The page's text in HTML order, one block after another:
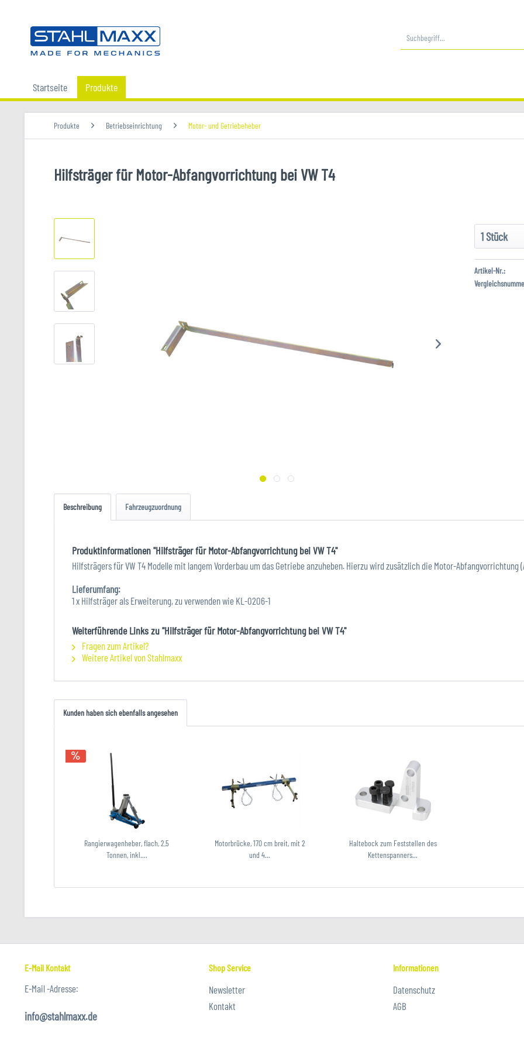
Startseite Produkte
Produkte Betriebseinrichtung Motor- und Getriebeheber
Hilfsträger für Motor-Abfangvorrichtung bei VW T4
Artikel-Nr.:
Beschreibung Fahrzeugzuordnung
Produktinformationen "Hilfsträger für Motor-Abfangvorrichtung bei VW T4"
Hilfsträgers für VW T4 Modelle mit langem Vorderbau um das Getriebe anzuheben. Hierzu wird zusätzlich die Motor-Abfangvorrichtung
Lieferumfang:
1 x Hilfsträger als Erweiterung, zu verwenden wie KL-0206-1
Weiterführende Links zu "Hilfsträger für Motor-Abfangvorrichtung bei VW T4"
Fragen zum Artikel?
Weitere Artikel von Stahlmaxx
Kunden haben sich ebenfalls angesehen
Rangierwagenheber, flach, 2,5
Tonnen, inkl....
Motorbrücke, 170 cm breit, mit 2
und 4...
Haltebock zum Feststellen des
Kettenspanners...
E-Mail Kontakt
E-Mail -Adresse:
info@stahlmaxx.de
Shop Service
Newsletter
Kontakt
Informationen
Datenschutz
AGB